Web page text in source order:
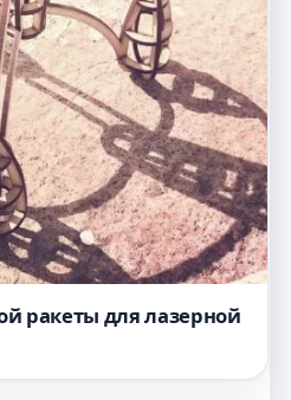
ракеты для лазерной